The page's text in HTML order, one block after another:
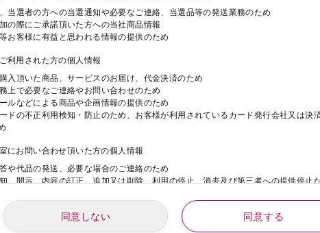
当選者の方への当選通知や必要なご連絡、当選品等の発送業務のため
の際にご承諾頂いた方への当社商品情報
お客様に有益と思われる情報の提供のため
利用された方の個人情報
入頂いた商品、サービスのお届け、代金決済のため
上で必要なご連絡やお問い合わせのため
ルなどによる商品や企画情報の提供のため
ドの不正利用検知・防止のため、お客様が利用されているカード発行会社又は決
にお問い合わせ頂いた方の個人情報
や代品の発送、必要な場合のご連絡のため
、開示、内容の訂正、追加又は削除、利用の停止、消去及び第三者への提供停止
動にご応募された方の個人情報
同意しない 同意する
年